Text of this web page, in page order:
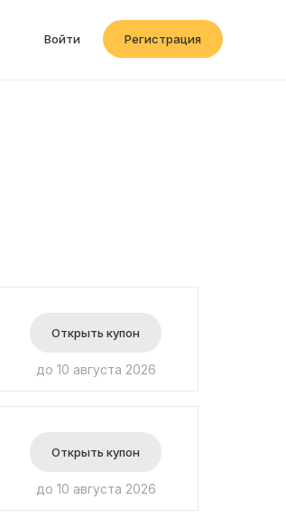
Войти Регистрация
Открыть купон
до 10 августа 2026
Открыть купон
до 10 августа 2026